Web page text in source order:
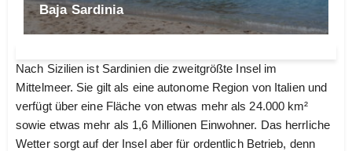
Baja Sardinia
Nach Sizilien ist Sardinien die zweitgrößte Insel im
Mittelmeer. Sie gilt als eine autonome Region von Italien und
verfügt über eine Fläche von etwas mehr als 24.000 km²
sowie etwas mehr als 1,6 Millionen Einwohner. Das herrliche
Wetter sorgt auf der Insel aber für ordentlich Betrieb, denn